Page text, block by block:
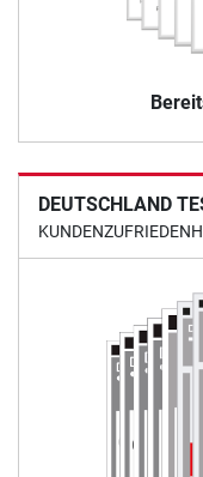
DEUTSCHLAND